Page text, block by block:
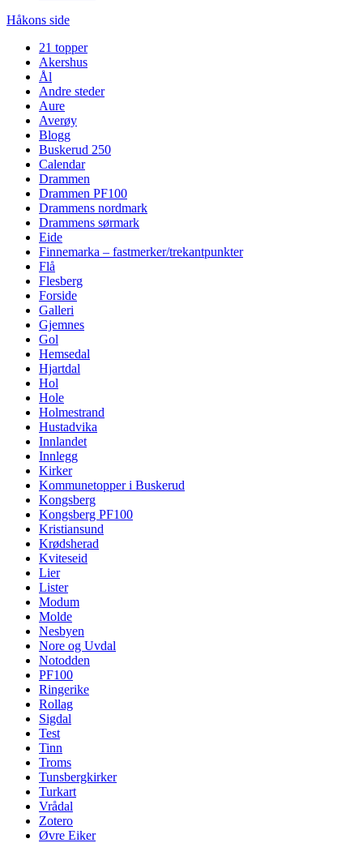
Håkons side
21 topper
Akershus
Ål
Andre steder
Aure
Averøy
Blogg
Buskerud 250
Calendar
Drammen
Drammen PF100
Drammens nordmark
Drammens sørmark
Eide
Finnemarka – fastmerker/trekantpunkter
Flå
Flesberg
Forside
Galleri
Gjemnes
Gol
Hemsedal
Hjartdal
Hol
Hole
Holmestrand
Hustadvika
Innlandet
Innlegg
Kirker
Kommunetopper i Buskerud
Kongsberg
Kongsberg PF100
Kristiansund
Krødsherad
Kviteseid
Lier
Lister
Modum
Molde
Nesbyen
Nore og Uvdal
Notodden
PF100
Ringerike
Rollag
Sigdal
Test
Tinn
Troms
Tunsbergkirker
Turkart
Vrådal
Zotero
Øvre Eiker